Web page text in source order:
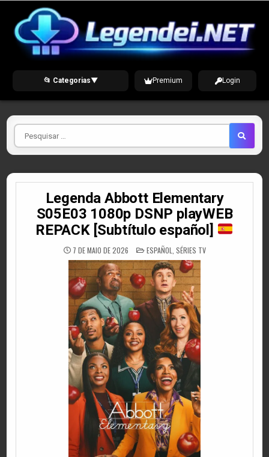
content
📂 Categorias▼ Premium Login
Pesquisar
por
Legenda Abbott Elementary
S05E03 1080p DSNP playWEB
REPACK [Subtítulo español]
7 DE MAIO DE 2026 POSTED
IN
ESPAÑOL SÉRIES TV